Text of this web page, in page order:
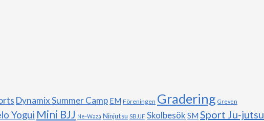
Dynamix Summer Camp EM Föreningen Gradering Greven
Yogui Mini BJJ Ne-Waza Ninjutsu SBJJF Skolbesök SM Sport Ju-jutsu